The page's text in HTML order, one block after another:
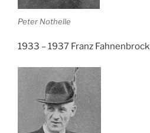
Peter Nothelle
1933 – 1937 Franz Fahnenbrock